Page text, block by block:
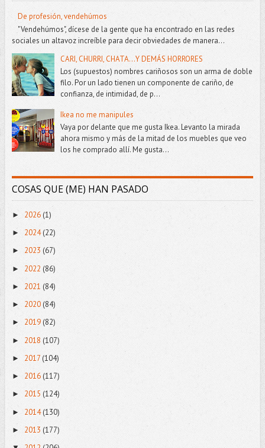
De profesión, vendehúmos
"Vendehúmos", dícese de la gente que ha encontrado en las redes
sociales un altavoz increíble para decir obviedades de manera...
CARI, CHURRI, CHATA...Y DEMÁS HORRORES
Los (supuestos) nombres cariñosos son un arma de doble
filo. Por un lado tienen un componente de cariño, de
confianza, de intimidad, de p...
Ikea no me manipules
Vaya por delante que me gusta Ikea. Levanto la mirada
ahora mismo y más de la mitad de los muebles que veo
los he comprado allí. Me gusta...
COSAS QUE (ME) HAN PASADO
► 2026(1)
► 2024(22)
► 2023 (67)
► 2022 (86)
► 2021 (84)
► 2020(84)
► 2019 (82)
► 2018 (107)
► 2017 (104)
► 2016(117)
► 2015 (124)
► 2014(130)
► 2013 (177)